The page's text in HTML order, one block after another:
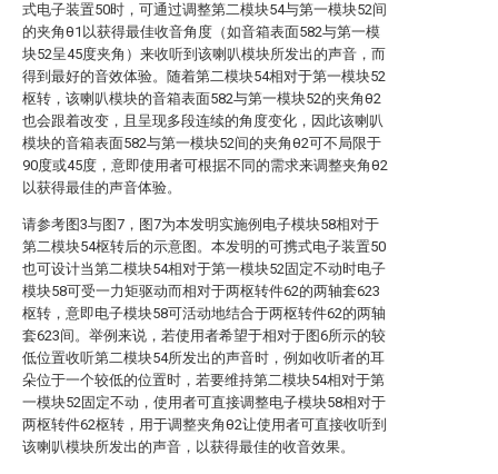
式电子装置50时，可通过调整第二模块54与第一模块52间
的夹角θ1以获得最佳收音角度（如音箱表面582与第一模
块52呈45度夹角）来收听到该喇叭模块所发出的声音，而
得到最好的音效体验。随着第二模块54相对于第一模块52
枢转，该喇叭模块的音箱表面582与第一模块52的夹角θ2
也会跟着改变，且呈现多段连续的角度变化，因此该喇叭
模块的音箱表面582与第一模块52间的夹角θ2可不局限于
90度或45度，意即使用者可根据不同的需求来调整夹角θ2
以获得最佳的声音体验。
请参考图3与图7，图7为本发明实施例电子模块58相对于
第二模块54枢转后的示意图。本发明的可携式电子装置50
也可设计当第二模块54相对于第一模块52固定不动时电子
模块58可受一力矩驱动而相对于两枢转件62的两轴套623
枢转，意即电子模块58可活动地结合于两枢转件62的两轴
套623间。举例来说，若使用者希望于相对于图6所示的较
低位置收听第二模块54所发出的声音时，例如收听者的耳
朵位于一个较低的位置时，若要维持第二模块54相对于第
一模块52固定不动，使用者可直接调整电子模块58相对于
两枢转件62枢转，用于调整夹角θ2让使用者可直接收听到
该喇叭模块所发出的声音，以获得最佳的收音效果。